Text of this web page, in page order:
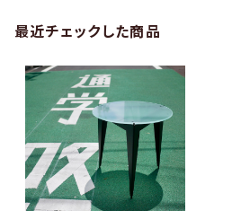
最近チェックした商品